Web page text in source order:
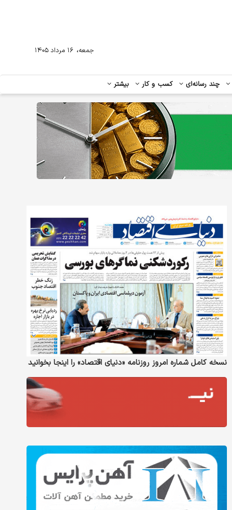
چند رسانه‌ای کسب و کار بیشتر
جمعه، ۱۶ مرداد ۱۴۰۵
نسخه کامل شماره امروز روزنامه «دنیای‌ اقتصاد» را اینجا بخوانید